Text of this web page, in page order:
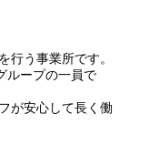
行う事業所です。
ループの一員で
が安心して長く働